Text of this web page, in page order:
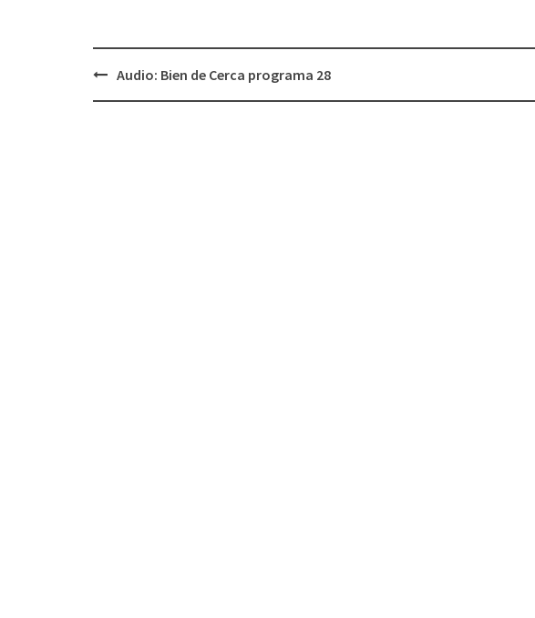
Audio: Bien de Cerca programa 28